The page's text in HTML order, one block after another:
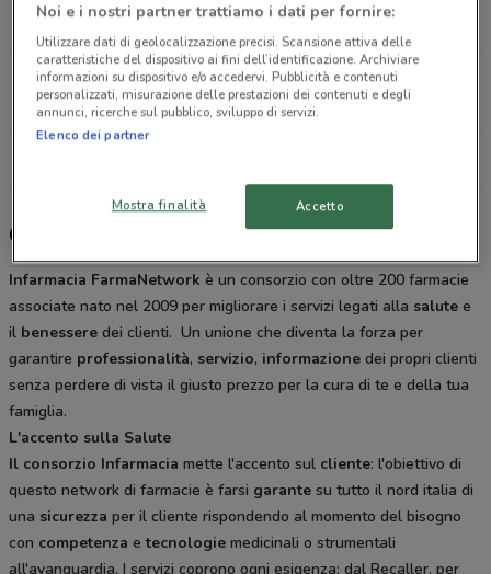
Via Mazzini, 9 Bologna
1.8 km
Consorzio Infarmacia, offerte e negozi
Infarmacia FarmaNetwork è un consorzio con oltre 200 farmacie
associate nato nel 2009 per migliorare i servizi legati alla salute e
il benessere dei clienti. Un unione che diventa la forza per
garantire professionalità, servizio, informazione dei propri clienti
senza perdere di vista il giusto prezzo per la cura di te e della tua
famiglia.
L'accento sulla Salute
Il consorzio Infarmacia mette l'accento sul cliente: l'obiettivo di
questo network di farmacie è farsi garante su tutto il nord italia di
una sicurezza per il cliente rispondendo al momento del bisogno
con competenza etecnologie medicinali o strumentali
all'avanguardia. I servizi coprono ogni esigenza: dal Recaller, per
Noi e i nostri partner trattiamo i dati per fornire:
Utilizzare dati di geolocalizzazione precisi. Scansione attiva delle
caratteristiche del dispositivo ai fini dell’identificazione. Archiviare
informazioni su dispositivo e/o accedervi. Pubblicità e contenuti
personalizzati, misurazione delle prestazioni dei contenuti e degli
annunci, ricerche sul pubblico, sviluppo di servizi.
Elenco dei partner
Mostra finalità Accetto